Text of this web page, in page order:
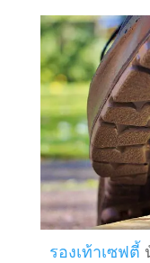
รองเท้าเซฟตี้